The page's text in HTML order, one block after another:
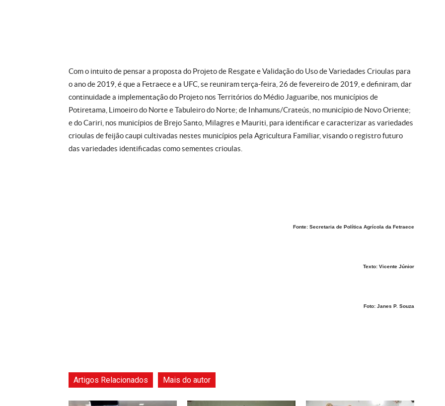
Com o intuito de pensar a proposta do Projeto de Resgate e Validação do Uso de Variedades Crioulas para
o ano de 2019, é que a Fetraece e a UFC, se reuniram terça-feira, 26 de fevereiro de 2019, e definiram, dar
continuidade a implementação do Projeto nos Territórios do Médio Jaguaribe, nos municípios de
Potiretama, Limoeiro do Norte e Tabuleiro do Norte; de Inhamuns/Crateús, no município de Novo Oriente;
e do Cariri, nos municípios de Brejo Santo, Milagres e Mauriti, para identificar e caracterizar as variedades
crioulas de feijão caupi cultivadas nestes municípios pela Agricultura Familiar, visando o registro futuro
das variedades identificadas como sementes crioulas.
Fonte: Secretaria de Política Agrícola da Fetraece
Texto: Vicente Júnior
Foto: Janes P. Souza
Artigos Relacionados Mais do autor